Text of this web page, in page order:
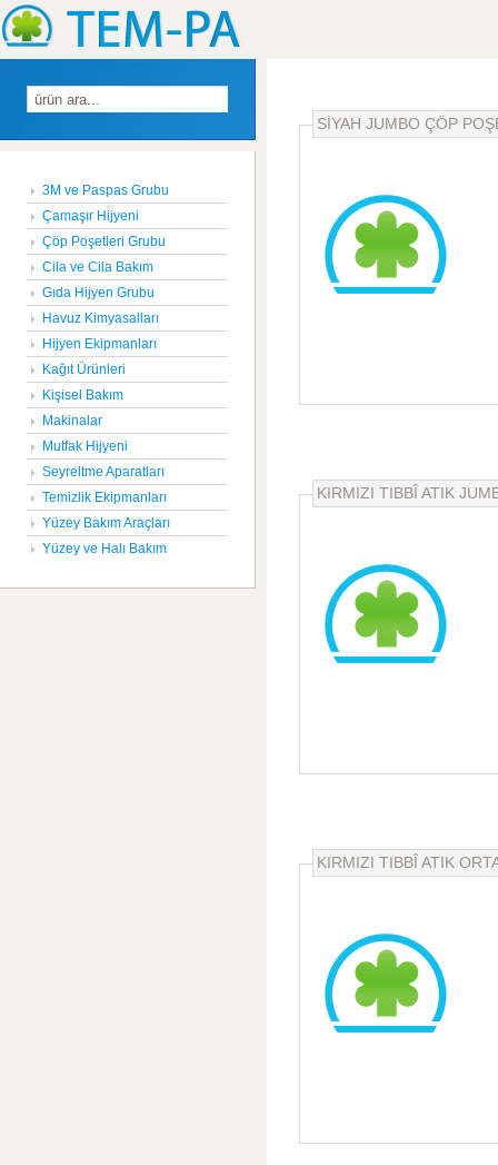
3M ve Paspas Grubu
Çamaşır Hijyeni
Çöp Poşetleri Grubu
Cila ve Cila Bakım
Gıda Hijyen Grubu
Havuz Kimyasalları
Hijyen Ekipmanları
Kağıt Ürünleri
Kişisel Bakım
Makinalar
Mutfak Hijyeni
Seyreltme Aparatları
Temizlik Ekipmanları
Yüzey Bakım Araçları
Yüzey ve Halı Bakım
SİYAH JUMBO ÇÖP
KIRMIZI TIBBÎ ATIK
KIRMIZI TIBBÎ ATIK